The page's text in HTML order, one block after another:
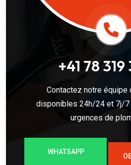
+41 78
Contactez notre équipe
disponibles 24h/24 et 7j/7
urgences de
WHATSAPP